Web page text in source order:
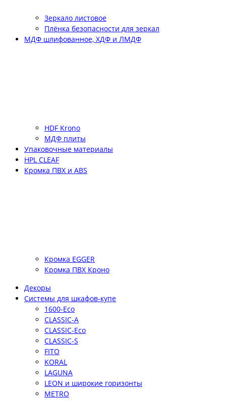
Зеркало листовое
Плёнка безопасности для зеркал
МДФ шлифованное, ХДФ и ЛМДФ
HDF Krono
МДФ плиты
Упаковочные материалы
HPL CLEAF
Кромка ПВХ и ABS
Кромка EGGER
Кромка ПВХ Кроно
Декоры
Системы для шкафов-купе
1600-Eco
CLASSIC-A
CLASSIC-Eco
CLASSIC-S
FITO
KORAL
LAGUNA
LEON и широкие горизонты
METRO